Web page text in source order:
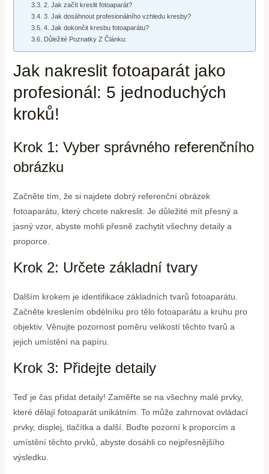
2. Jak začít kreslit fotoaparát?
3. Jak dosáhnout profesionálního vzhledu kresby?
4. Jak dokončit kresbu fotoaparátu?
Důležité Poznatky Z Článku:
Jak nakreslit fotoaparát jako
profesionál: 5 jednoduchých
kroků!
Krok 1: Vyber správného referenčního
obrázku
Začněte tím, že si najdete dobrý referenční obrázek
fotoaparátu, který chcete nakreslit. Je důležité mít přesný a
jasný vzor, abyste mohli přesně zachytit všechny detaily a
proporce.
Krok 2: Určete základní tvary
Dalším krokem je identifikace základních tvarů fotoaparátu.
Začněte kreslením obdélníku pro tělo fotoaparátu a kruhu pro
objektiv. Věnujte pozornost poměru velikostí těchto tvarů a
jejich umístění na papíru.
Krok 3: Přidejte detaily
Teď je čas přidat detaily! Zaměřte se na všechny malé prvky,
které dělají fotoaparát unikátním. To může zahrnovat ovládací
prvky, displej, tlačítka a další. Buďte pozorní k proporcím a
umístění těchto prvků, abyste dosáhli co nejpřesnějšího
výsledku.